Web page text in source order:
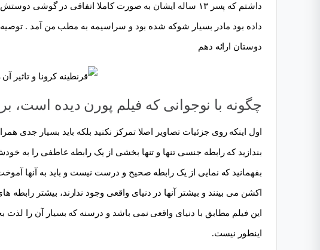
داشتم که پسر ۱۳ ساله ایشان به صورت کاملا اتفاقی در
داده بود مادر بسیار شوکه شده بود و سراسیمه به مطب من آمد .
دوستان ارائه دهم
چگونه با نوجوانی که فیلم پورن دیده است،
اول اینکه روی جزئیات تصاویر اصلا تمرکز نکنید بلکه باید بسیار جدی
بندازید که رابطه جنسی تنها و تنها بخشی از یک رابطه عاطفی را به
بفهمانید که نمایی از یک رابطه صحیح و درست نیست و باید به آنها
اکشن می بینند و بیشتر آنها در دنیای واقعی وجود ندارند، بیشتر
این فیلم مطابق با دنیای واقعی نمی باشد و درسنه که بسیار آن را
اینطور نیست.